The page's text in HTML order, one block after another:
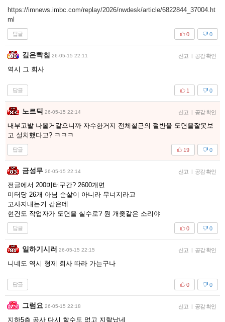
https://imnews.imbc.com/replay/2026/nwdesk/article/6822844_37004.ht
ml
답글 0
0
깊은빡침 26-05-15 22:11 신고 | 공감 확인
역시 그 회사
답글 0
1
노르딕 26-05-15 22:14 신고 | 공감 확인
내부고발 나올거같으니까 자수한거지 전체철근의 절반을 도면을잘못보
고 설치했다고? ㅋㅋㅋ
답글 0
19
금성무 26-05-15 22:14 신고 | 공감 확인
전글에서 200미터구간? 2600개면
미터당 26개 아님 순살이 아니라 무너지라고
고사지내는거 같은데
현건도 작업자가 도면을 실수로? 뭔 개좆같은 소리야
답글 0
0
일하기시러 26-05-15 22:15 신고 | 공감 확인
니네도 역시 형제 회사 따라 가는구나
답글 0
0
그럼요 26-05-15 22:18 신고 | 공감 확인
지하5층 공사 다시 할수도 없고 지랄났네